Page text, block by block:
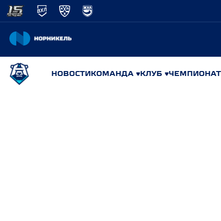
НОВОСТИ КОМАНДА КЛУБ ЧЕМПИОНАТ